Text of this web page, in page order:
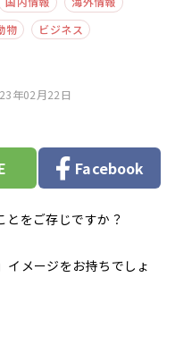
物
ビジネス
年02月22日
Facebook
とをご存じですか？
イメージをお持ちでしょ